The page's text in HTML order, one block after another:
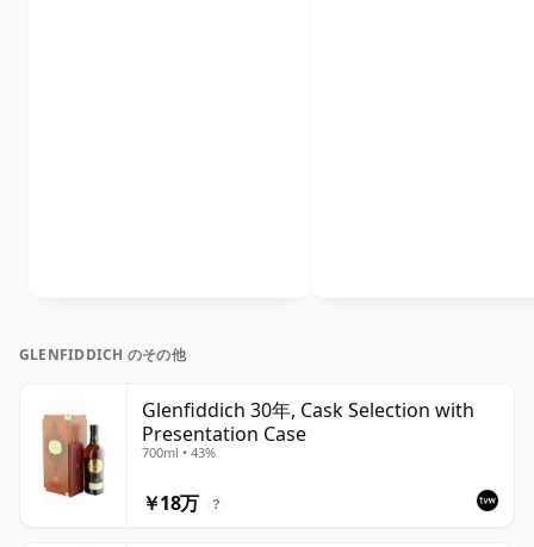
GLENFIDDICH のその他
Glenfiddich 30年, Cask Selection with
Presentation Case
700ml • 43%
￥18万 ?